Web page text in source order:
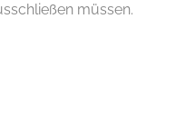
müssen.